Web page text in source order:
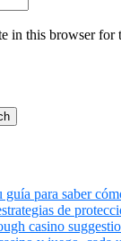
in this browser for
guía para saber
de
casino